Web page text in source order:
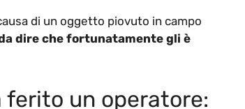
di un oggetto piovuto in campo
dire che fortunatamente gli è
ferito un operatore: